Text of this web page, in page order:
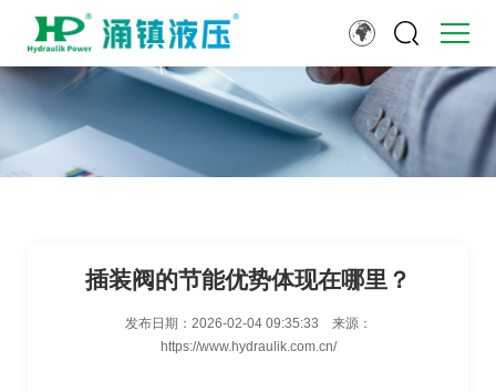
插装阀的节能优势体现在哪里？
发布日期： 2026-02-04 09:35:33
来源：
https://www.hydraulik.com.cn/